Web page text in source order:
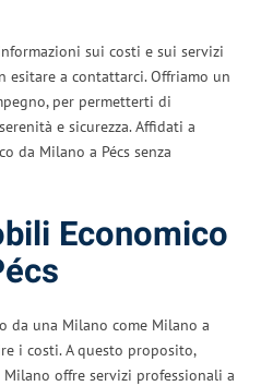
sui costi e sui servizi
esitare a contattarci. Offriamo un
per permetterti di
e sicurezza. Affidati a
da Milano a Pécs senza
Economico
da una Milano come Milano a
i costi. A questo proposito,
offre servizi professionali a